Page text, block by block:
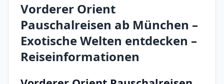
Vorderer Orient
Pauschalreisen ab München –
Exotische Welten entdecken –
Reiseinformationen